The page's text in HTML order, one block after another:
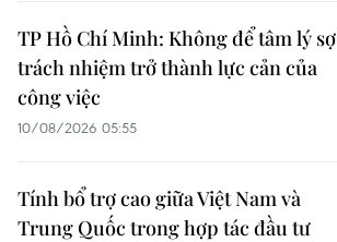
TP Hồ Chí Minh: Không để tâm lý sợ
trách nhiệm trở thành lực cản của
công việc
10/08/2026 05:55
Tính bổ trợ cao giữa Việt Nam và
Trung Quốc trong hợp tác đầu tư